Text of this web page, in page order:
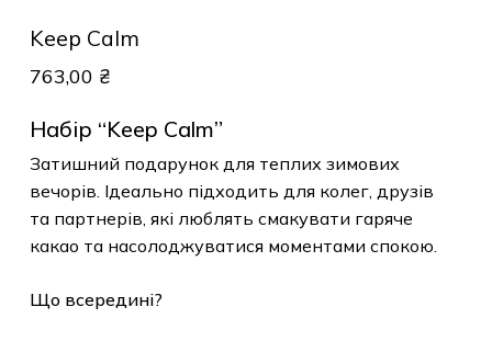
Keep Calm
763,00 ₴
Набір “Keep Calm”
Затишний подарунок для теплих зимових
вечорів. Ідеально підходить для колег, друзів
та партнерів, які люблять смакувати гаряче
какао та насолоджуватися моментами спокою.
Що всередині?